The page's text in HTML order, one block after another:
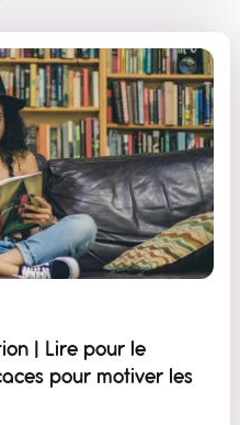
| Lire pour le
pour motiver les